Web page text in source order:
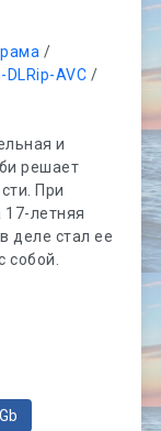
/
DLRip-AVC /
и
решает
При
17-летняя
деле стал ее
собой.